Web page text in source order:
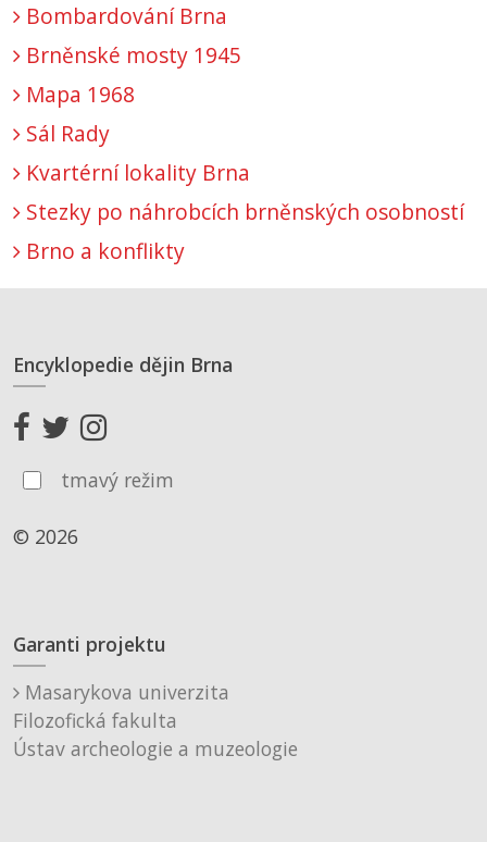
Bombardování Brna
Brněnské mosty 1945
Mapa 1968
Sál Rady
Kvartérní lokality Brna
Stezky po náhrobcích brněnských osobností
Brno a konflikty
Encyklopedie dějin Brna
tmavý režim
© 2026
Garanti projektu
Masarykova univerzita
Filozofická fakulta
Ústav archeologie a muzeologie